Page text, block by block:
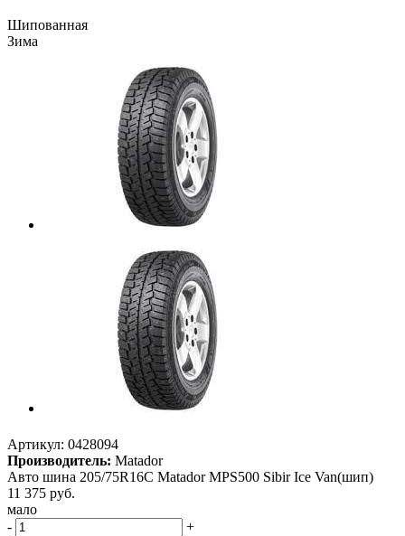
Шипованная
Зима
Артикул: 0428094
Производитель: Matador
Авто шина 205/75R16C Matador MPS500 Sibir Ice Van(шип)
11 375 руб.
мало
-
+